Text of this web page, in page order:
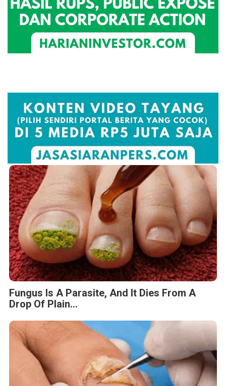
Fungus Is A Parasite, And It Dies From A
Drop Of Plain...